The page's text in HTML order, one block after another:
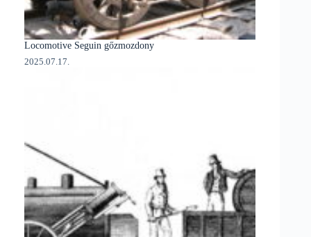
Locomotive Seguin gőzmozdony
2025.07.17.